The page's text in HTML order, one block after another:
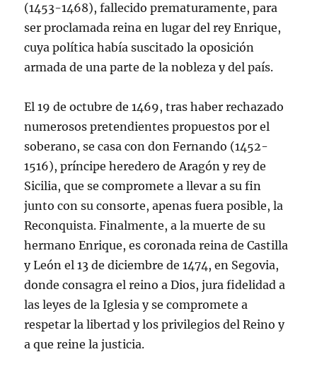
(1453-1468), fallecido prematuramente, para
ser proclamada reina en lugar del rey Enrique,
cuya política había suscitado la oposición
armada de una parte de la nobleza y del país.
El 19 de octubre de 1469, tras haber rechazado
numerosos pretendientes propuestos por el
soberano, se casa con don Fernando (1452-
1516), príncipe heredero de Aragón y rey de
Sicilia, que se compromete a llevar a su fin
junto con su consorte, apenas fuera posible, la
Reconquista. Finalmente, a la muerte de su
hermano Enrique, es coronada reina de Castilla
y León el 13 de diciembre de 1474, en Segovia,
donde consagra el reino a Dios, jura fidelidad a
las leyes de la Iglesia y se compromete a
respetar la libertad y los privilegios del Reino y
a que reine la justicia.